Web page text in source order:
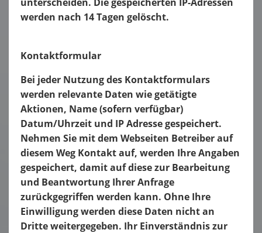
werden nach 14 Tagen gelöscht.
Kontaktformular
Bei jeder Nutzung des Kontaktformulars
werden relevante Daten wie getätigte
Aktionen, Name (sofern verfügbar)
Datum/Uhrzeit und IP Adresse gespeichert.
Nehmen Sie mit dem Webseiten Betreiber auf
diesem Weg Kontakt auf, werden Ihre Angaben
gespeichert, damit auf diese zur Bearbeitung
und Beantwortung Ihrer Anfrage
zurückgegriffen werden kann. Ohne Ihre
Einwilligung werden diese Daten nicht an
Dritte weitergegeben. Ihr Einverständnis zur